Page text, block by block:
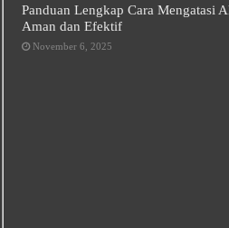
Panduan Lengkap Cara Mengatasi
Aman dan Efektif
November 6, 2025